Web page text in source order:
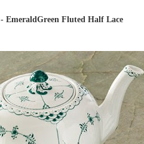
-EmeraldGreen Fluted Half Lace